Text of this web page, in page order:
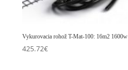
Vykurovacia rohož T-Mat-100: 16m2 1600w
425.72€